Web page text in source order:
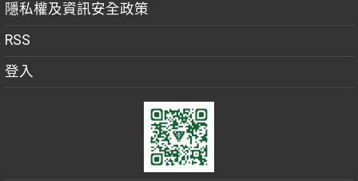
隱私權及資訊安全政策
RSS
登入